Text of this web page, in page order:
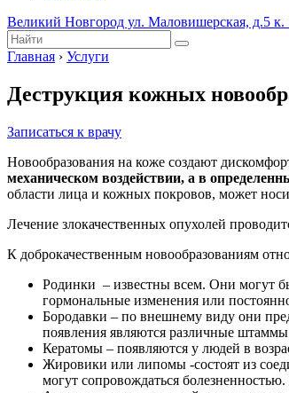
Великий Новгород ул. Маловишерская, д.5 к.
Главная › Услуги
Деструкция кожных
Записаться к врачу
Новообразования на коже создают
механическом воздействии, а в
области лица и кожных покровов, может
Лечение злокачественных опухолей
К доброкачественным новообразованиям
Родинки – известны всем. Они могут
гормональные изменения или
Бородавки – по внешнему виду они
появления являются различные
Кератомы – появляются у людей в
Жировики или липомы -состоят из
могут сопровождаться